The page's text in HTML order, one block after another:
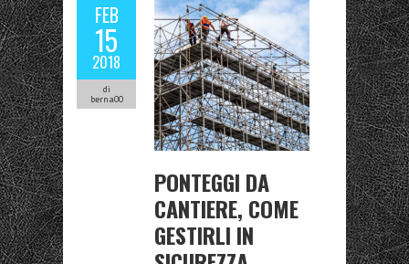
FEB
15
2018
di
berna00
PONTEGGI DA
CANTIERE, COME
GESTIRLI IN